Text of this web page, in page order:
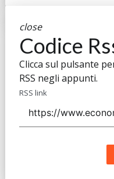
close
Codice
Clicca sul pulsante
RSS negli appunti.
RSS link